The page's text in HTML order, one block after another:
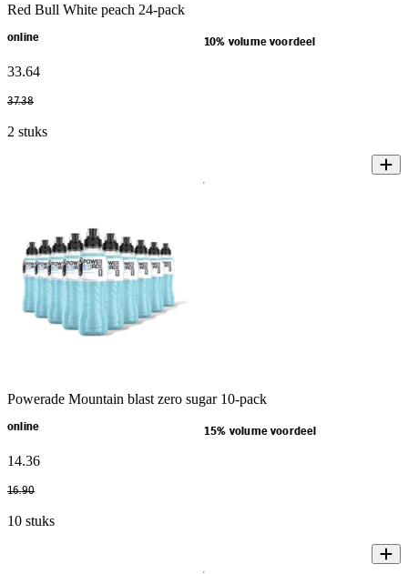
Red Bull White peach 24-pack
online 10% volume voordeel
33.64
37.38
2 stuks
Powerade Mountain blast zero sugar 10-pack
online 15% volume voordeel
14.36
16.90
10 stuks